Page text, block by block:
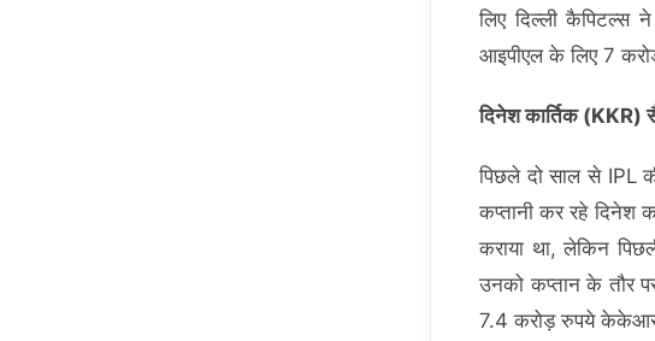
लिए दिल्ली कैपिटल्स
आइपीएल के लिए 7
दिनेश कार्तिक (KKR)
पिछले दो साल से IPL
कप्तानी कर रहे दिनेश
कराया था, लेकिन
उनको कप्तान के तौर
7.4 करोड़ रुपये